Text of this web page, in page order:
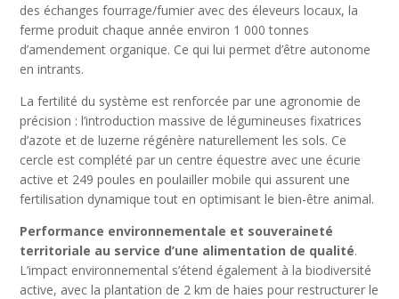
des échanges fourrage/fumier avec des éleveurs locaux, la
ferme produit chaque année environ 1 000 tonnes
d’amendement organique. Ce qui lui permet d’être autonome
en intrants.
La fertilité du système est renforcée par une agronomie de
précision : l’introduction massive de légumineuses fixatrices
d’azote et de luzerne régénère naturellement les sols. Ce
cercle est complété par un centre équestre avec une écurie
active et 249 poules en poulailler mobile qui assurent une
fertilisation dynamique tout en optimisant le bien-être animal.
Performance environnementale et souveraineté
territoriale au service d’une alimentation de qualité.
L’impact environnemental s’étend également à la biodiversité
active, avec la plantation de 2 km de haies pour restructurer le